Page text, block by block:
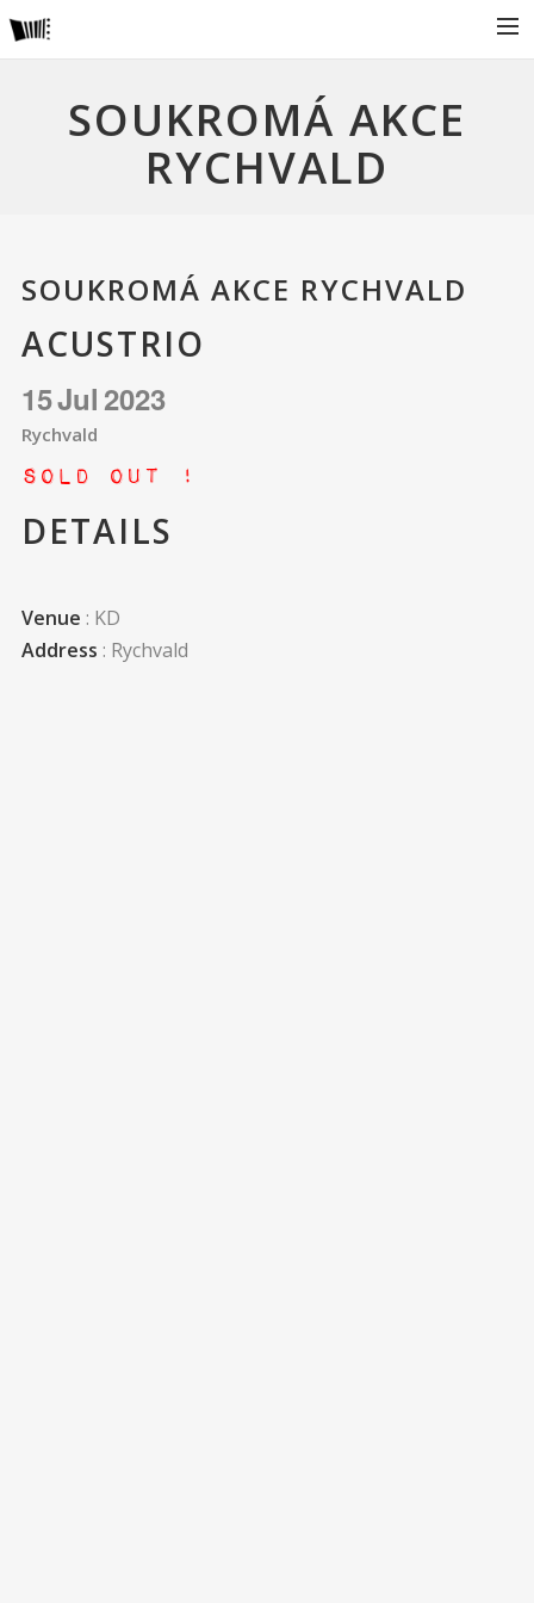
O NÁS
ALBA – DISKOGRAFIE
NAŠI PARTNEŘI
SOUKROMÁ AKCE
RYCHVALD
SOUKROMÁ AKCE RYCHVALD
ACUSTRIO
15Jul2023
Rychvald
Sold Out !
DETAILS
Venue : KD
Address : Rychvald